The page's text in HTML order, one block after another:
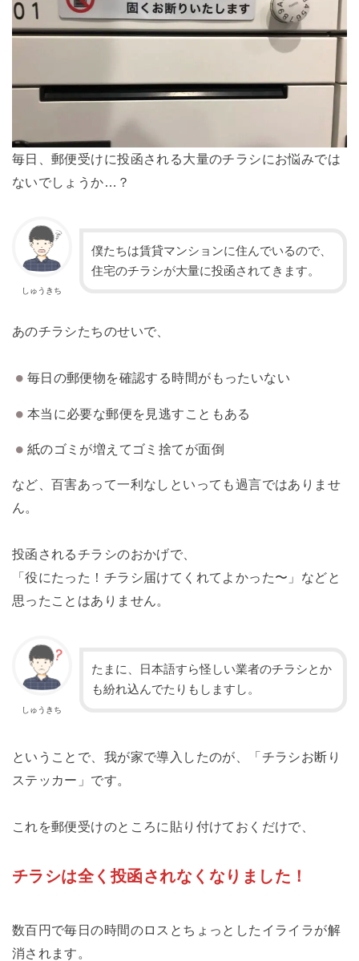
毎日、郵便受けに投函される大量のチラシにお悩みでは
ないでしょうか…？
しゅうきち
僕たちは賃貸マンションに住んでいるので、
住宅のチラシが大量に投函されてきます。
あのチラシたちのせいで、
毎日の郵便物を確認する時間がもったいない
本当に必要な郵便を見逃すこともある
紙のゴミが増えてゴミ捨てが面倒
など、百害あって一利なしといっても過言ではありませ
ん。
投函されるチラシのおかげで、
「役にたった！チラシ届けてくれてよかった〜」などと
思ったことはありません。
しゅうきち
たまに、日本語すら怪しい業者のチラシとか
も紛れ込んでたりもしますし。
ということで、我が家で導入したのが、「チラシお断り
ステッカー」です。
これを郵便受けのところに貼り付けておくだけで、
チラシは全く投函されなくなりました！
数百円で毎日の時間のロスとちょっとしたイライラが解
消されます。